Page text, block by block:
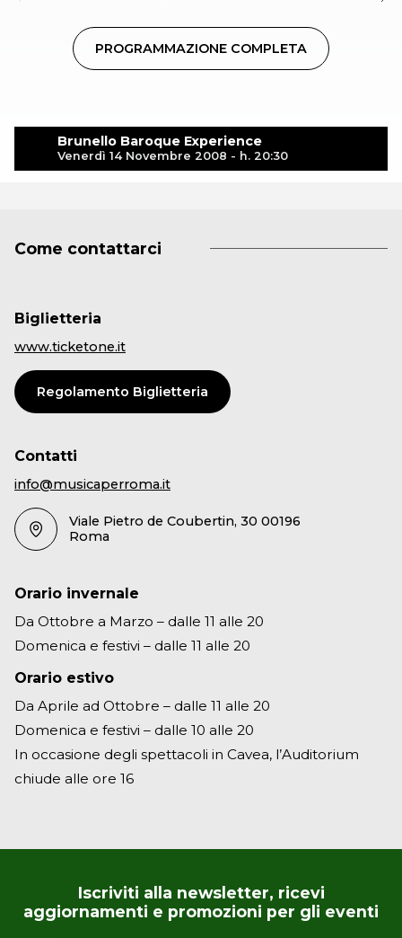
Brunello Baroque Experience
Venerdì 14 Novembre 2008 - h. 20:30
PROGRAMMAZIONE COMPLETA
Come contattarci
Biglietteria
www.ticketone.it
Regolamento Biglietteria
Contatti
info@musicaperroma.it
Viale Pietro de Coubertin, 30 00196
Roma
Orario invernale
Da Ottobre a Marzo – dalle 11 alle 20
Domenica e festivi – dalle 11 alle 20
Orario estivo
Da Aprile ad Ottobre – dalle 11 alle 20
Domenica e festivi – dalle 10 alle 20
In occasione degli spettacoli in Cavea, l’Auditorium
chiude alle ore 16
Iscriviti alla newsletter, ricevi
aggiornamenti e promozioni per gli eventi